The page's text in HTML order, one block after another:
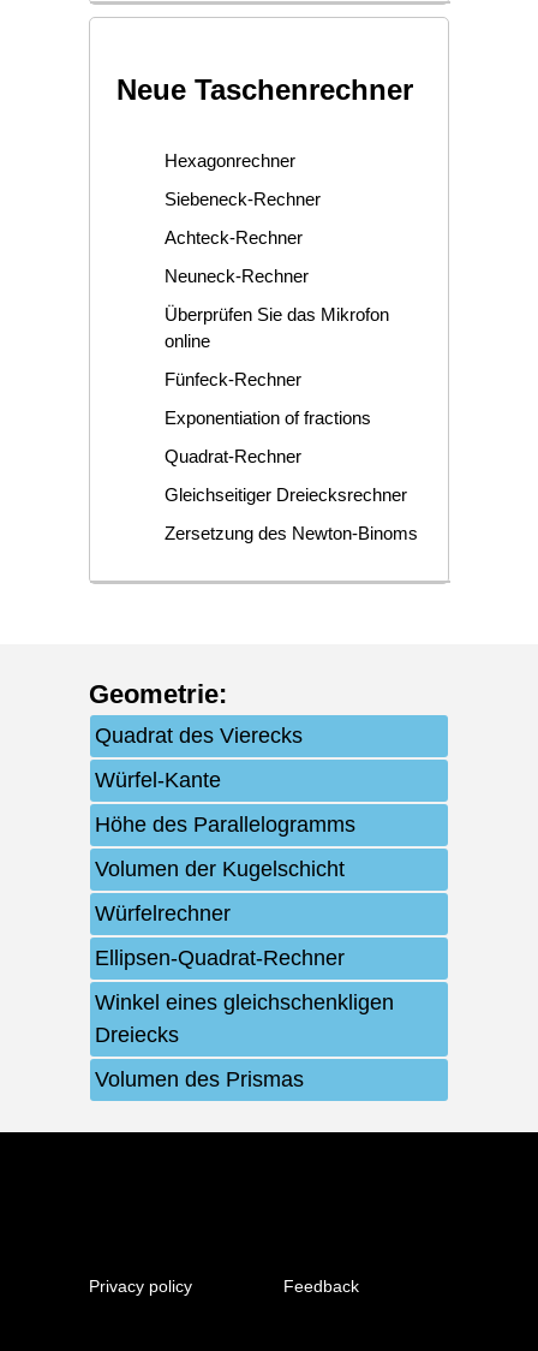
Neue Taschenrechner
Hexagonrechner
Siebeneck-Rechner
Achteck-Rechner
Neuneck-Rechner
Überprüfen Sie das Mikrofon
online
Fünfeck-Rechner
Exponentiation of fractions
Quadrat-Rechner
Gleichseitiger Dreiecksrechner
Zersetzung des Newton-Binoms
Geometrie:
Quadrat des Vierecks
Würfel-Kante
Höhe des Parallelogramms
Volumen der Kugelschicht
Würfelrechner
Ellipsen-Quadrat-Rechner
Winkel eines gleichschenkligen
Dreiecks
Volumen des Prismas
Privacy policy Feedback